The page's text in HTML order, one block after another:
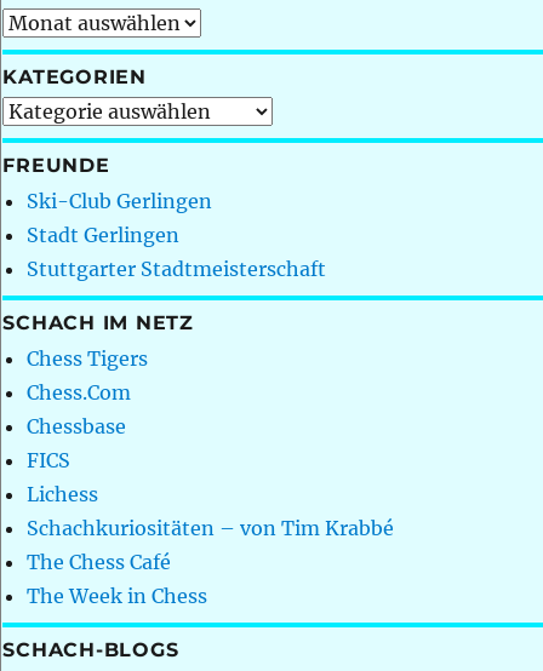
Archiv
KATEGORIEN
Kategorien
FREUNDE
Ski-Club Gerlingen
Stadt Gerlingen
Stuttgarter Stadtmeisterschaft
SCHACH IM NETZ
Chess Tigers
Chess.Com
Chessbase
FICS
Lichess
Schachkuriositäten – von Tim Krabbé
The Chess Café
The Week in Chess
SCHACH-BLOGS